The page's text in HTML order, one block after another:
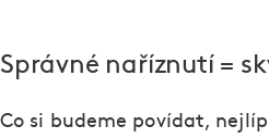
Správné naříznutí =
Co si budeme povídat,